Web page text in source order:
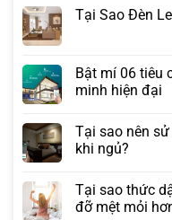
Tại Sao Đèn
Bật mí 06 tiêu
minh hiện đại
Tại sao nên
khi ngủ?
Tại sao thức
đỡ mệt mỏi